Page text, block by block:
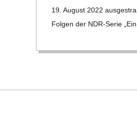
H
M
D
19. August 2022
Fol­gen der NDR-Serie